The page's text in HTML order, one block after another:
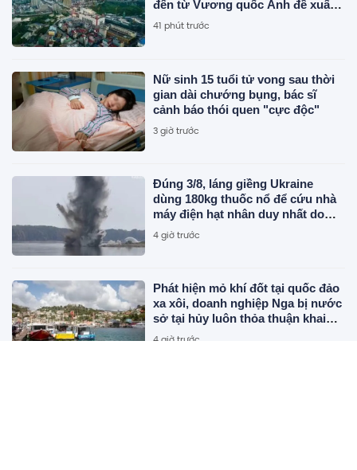
đến từ Vương quốc Anh đề xuất
làm siêu dự án 18 tỷ USD, quy mô
6.500ha tại địa phương sắp lên
41 phút trước
Nữ sinh 15 tuổi tử vong sau thời
gian dài chướng bụng, bác sĩ
cảnh báo thói quen "cực độc"
3 giờ trước
Đúng 3/8, láng giềng Ukraine
dùng 180kg thuốc nổ để cứu nhà
máy điện hạt nhân duy nhất do
Canada xây dựng
4 giờ trước
Phát hiện mỏ khí đốt tại quốc đảo
xa xôi, doanh nghiệp Nga bị nước
sở tại hủy luôn thỏa thuận khai
thác
4 giờ trước